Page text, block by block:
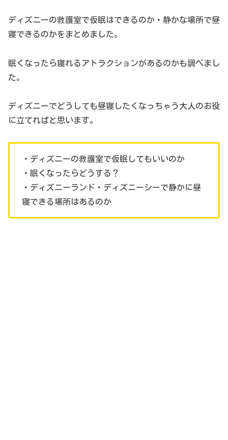
ディズニーの救護室で仮眠はできるのか・静かな場所で昼
寝できるのかをまとめました。
眠くなったら寝れるアトラクションがあるのかも調べまし
た。
ディズニーでどうしても昼寝したくなっちゃう大人のお役
に立てればと思います。
・ディズニーの救護室で仮眠してもいいのか
・眠くなったらどうする？
・ディズニーランド・ディズニーシーで静かに昼
寝できる場所はあるのか